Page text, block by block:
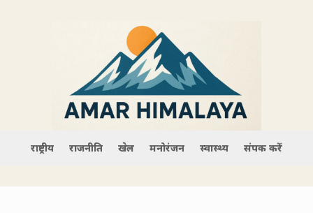
राष्ट्रीय राजनीति खेल मनोरंजन स्वास्थ्य संपर्क करें